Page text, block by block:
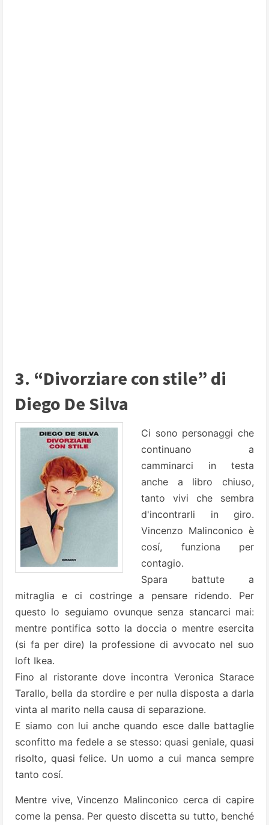
3. “Divorziare con stile” di
Diego De Silva
Ci sono personaggi che
continuano a
camminarci in testa
anche a libro chiuso,
tanto vivi che sembra
d'incontrarli in giro.
Vincenzo Malinconico è
cosí, funziona per
contagio.
Spara battute a
mitraglia e ci costringe a pensare ridendo. Per
questo lo seguiamo ovunque senza stancarci mai:
mentre pontifica sotto la doccia o mentre esercita
(si fa per dire) la professione di avvocato nel suo
loft Ikea.
Fino al ristorante dove incontra Veronica Starace
Tarallo, bella da stordire e per nulla disposta a darla
vinta al marito nella causa di separazione.
E siamo con lui anche quando esce dalle battaglie
sconfitto ma fedele a se stesso: quasi geniale, quasi
risolto, quasi felice. Un uomo a cui manca sempre
tanto cosí.
Mentre vive, Vincenzo Malinconico cerca di capire
come la pensa. Per questo discetta su tutto, benché